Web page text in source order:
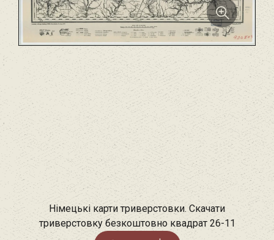
Німецькі карти триверстовки. Скачати
триверстовку безкоштовно квадрат 26-11